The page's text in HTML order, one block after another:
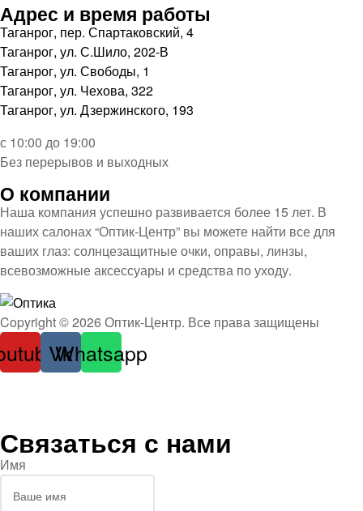
Адрес и время работы
Таганрог, пер. Спартаковский, 4
Таганрог, ул. С.Шило, 202-В
Таганрог, ул. Свободы, 1
Таганрог, ул. Чехова, 322
Таганрог, ул. Дзержинского, 193
с 10:00 до 19:00
Без перерывов и выходных
О компании
Наша компания успешно развивается более 15 лет. В
наших салонах “Оптик-Центр” вы можете найти все для
ваших глаз: солнцезащитные очки, оправы, линзы,
всевозможные аксессуары и средства по уходу.
Оптика
Copyright © 2026 Оптик-Центр. Все права защищены
Vk
Whatsapp
Связаться с нами
Имя